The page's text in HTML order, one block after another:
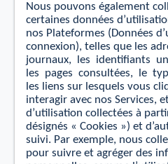
Nous pouvons également
certaines données
nos Plateformes (Données
connexion), telles que les
journaux,
les identiﬁants
les pages consultées, le
les liens sur lesquels vous
interagir avec nos Services,
d’utilisation collectées à
désignés « Cookies ») et
suivi. Par exemple, nous
pour suivre et agréger des